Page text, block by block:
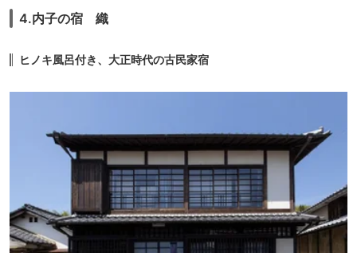
4.内子の宿 織
ヒノキ風呂付き、大正時代の古民家宿